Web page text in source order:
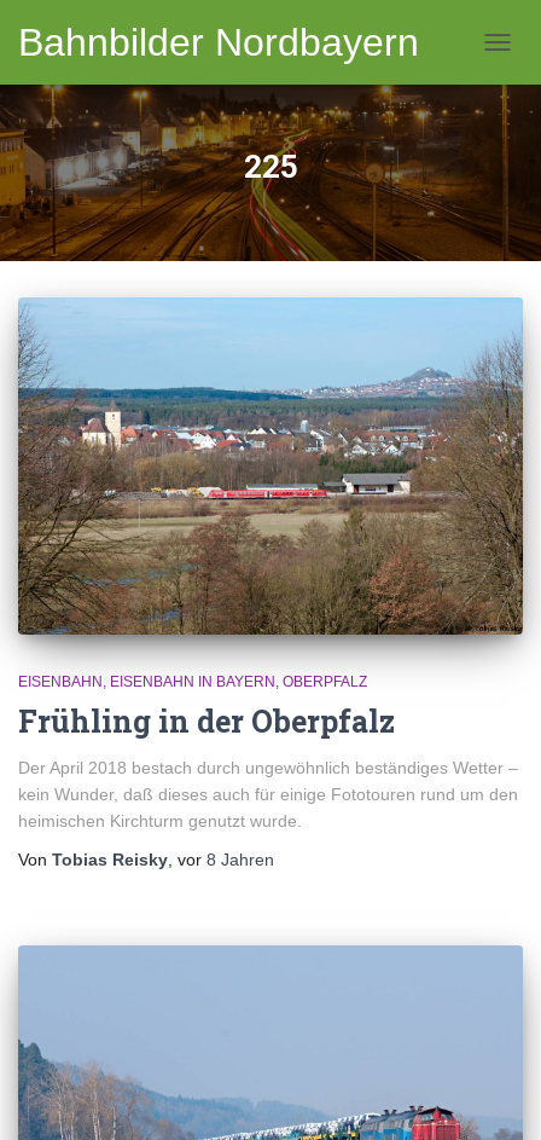
Bahnbilder Nordbayern
225
EISENBAHN EISENBAHN IN BAYERN OBERPFALZ
Frühling in der Oberpfalz
Der April 2018 bestach durch ungewöhnlich beständiges Wetter –
kein Wunder, daß dieses auch für einige Fototouren rund um den
heimischen Kirchturm genutzt wurde.
Von Tobias Reisky , vor 8 Jahren